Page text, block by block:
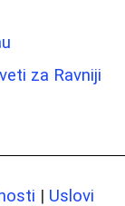
za Ravniji
| Uslovi